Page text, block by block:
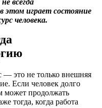
этом играет состояние
человека.
— это не только внешняя
Если человек долго
может продолжать
тогда, когда работа